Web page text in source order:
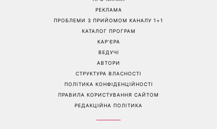
РЕКЛАМА
ПРОБЛЕМИ З ПРИЙОМОМ КАНАЛУ 1+1
КАТАЛОГ ПРОГРАМ
КАР’ЄРА
ВЕДУЧІ
АВТОРИ
СТРУКТУРА ВЛАСНОСТІ
ПОЛІТИКА КОНФІДЕНЦІЙНОСТІ
ПРАВИЛА КОРИСТУВАННЯ САЙТОМ
РЕДАКЦІЙНА ПОЛІТИКА